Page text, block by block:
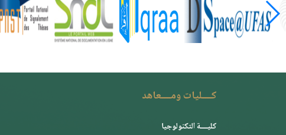
كــــليات ومــــعاهد
كليــــة التكنولوجيا